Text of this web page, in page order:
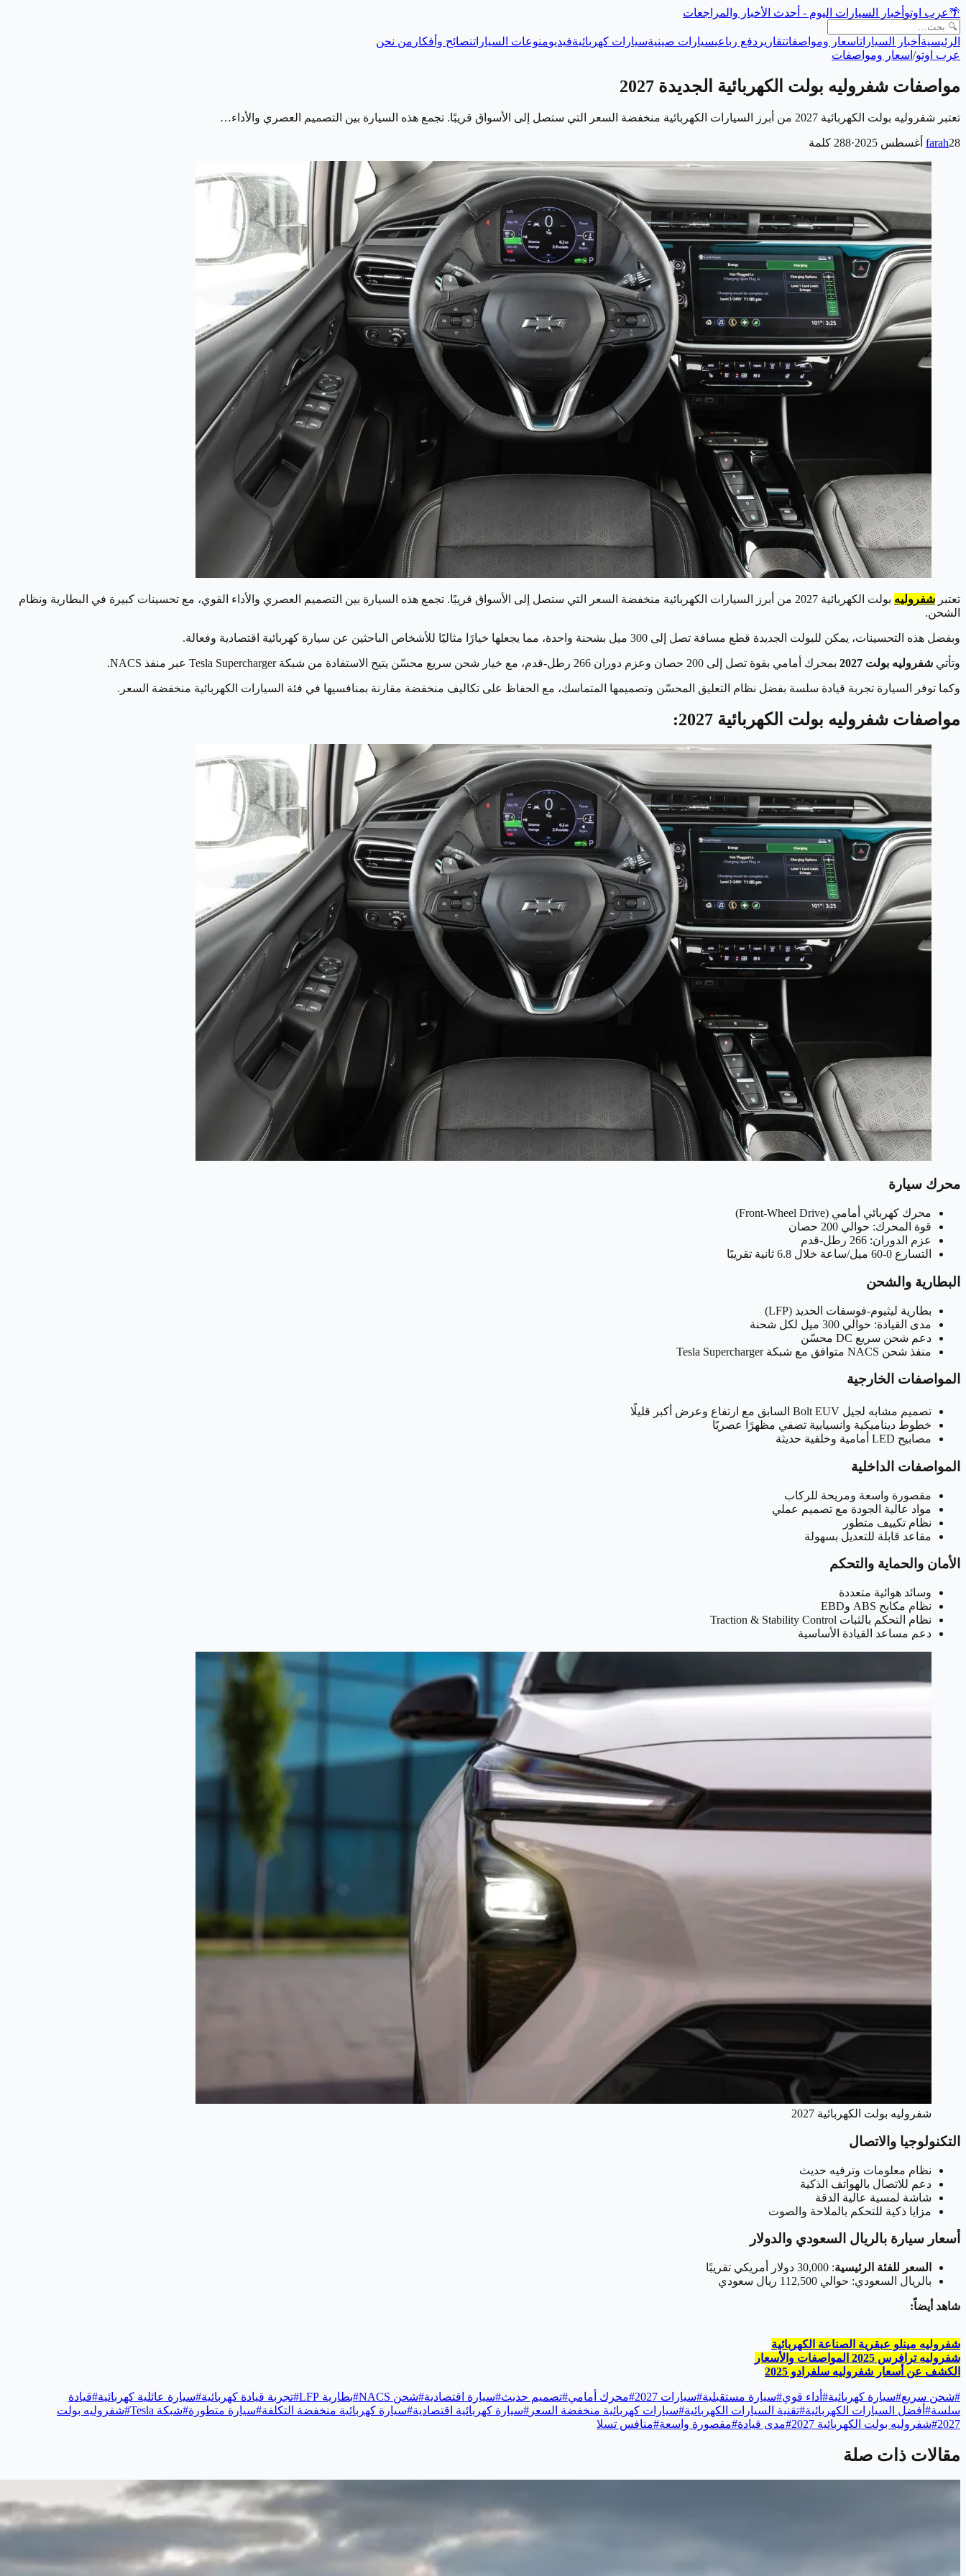
🌴عرب اوتو أخبار السيارات اليوم - أحدث الأخبار والمراجعات
الرئيسية أخبار السياراتاسعار ومواصفاتتقارير دفع رباعيسيارات صينيةسيارات كهربائيةفيديومنوعات السياراتنصائح وأفكار من نحن
عرب اوتو/ اسعار ومواصفات
مواصفات شفروليه بولت الكهربائية الجديدة 2027
تعتبر شفروليه بولت الكهربائية 2027 من أبرز السيارات الكهربائية منخفضة السعر التي ستصل إلى الأسواق قريبًا. تجمع هذه السيارة بين التصميم العصري والأداء…
farah28 أغسطس 2025 ·
288 كلمة
تعتبر شفروليه
بولت الكهربائية 2027 من أبرز السيارات الكهربائية منخفضة السعر التي ستصل إلى الأسواق قريبًا. تجمع هذه السيارة بين التصميم العصري والأداء القوي، مع تحسينات كبيرة في البطارية ونظام
الشحن.
وبفضل هذه التحسينات، يمكن للبولت الجديدة قطع مسافة تصل إلى 300 ميل بشحنة واحدة، مما يجعلها خيارًا مثاليًا للأشخاص الباحثين عن سيارة كهربائية اقتصادية وفعالة.
وتأتي شفروليه بولت 2027 بمحرك أمامي بقوة تصل إلى 200 حصان وعزم دوران 266 رطل-قدم، مع خيار شحن سريع محسّن يتيح الاستفادة من شبكة Tesla Supercharger عبر منفذ NACS.
وكما توفر السيارة تجربة قيادة سلسة بفضل نظام التعليق المحسّن وتصميمها المتماسك، مع الحفاظ على تكاليف منخفضة مقارنة بمنافسيها في فئة السيارات الكهربائية منخفضة السعر.
مواصفات شفروليه بولت الكهربائية 2027:
محرك سيارة
محرك كهربائي أمامي (Front-Wheel Drive)
قوة المحرك: حوالي 200 حصان
عزم الدوران: 266 رطل-قدم
التسارع 0-60 ميل/ساعة خلال 6.8 ثانية تقريبًا
البطارية والشحن
بطارية ليثيوم-فوسفات الحديد (LFP)
مدى القيادة: حوالي 300 ميل لكل شحنة
دعم شحن سريع DC محسّن
منفذ شحن NACS متوافق مع شبكة Tesla Supercharger
المواصفات الخارجية
تصميم مشابه لجيل Bolt EUV السابق مع ارتفاع وعرض أكبر قليلًا
خطوط ديناميكية وانسيابية تضفي مظهرًا عصريًا
مصابيح LED أمامية وخلفية حديثة
المواصفات الداخلية
مقصورة واسعة ومريحة للركاب
مواد عالية الجودة مع تصميم عملي
نظام تكييف متطور
مقاعد قابلة للتعديل بسهولة
الأمان والحماية والتحكم
وسائد هوائية متعددة
نظام مكابح ABS وEBD
نظام التحكم بالثبات Traction & Stability Control
دعم مساعد القيادة الأساسية
شفروليه بولت الكهربائية 2027
التكنولوجيا والاتصال
نظام معلومات وترفيه حديث
دعم للاتصال بالهواتف الذكية
شاشة لمسية عالية الدقة
مزايا ذكية للتحكم بالملاحة والصوت
أسعار سيارة بالريال السعودي والدولار
السعر للفئة الرئيسية: 30,000 دولار أمريكي تقريبًا
بالريال السعودي: حوالي 112,500 ريال سعودي
شاهد أيضاً:
شفروليه مينلو عبقرية الصناعة الكهربائية
شفروليه ترافرس 2025 المواصفات والأسعار
الكشف عن أسعار شفروليه سلفرادو 2025
#شحن سريع#سيارة كهربائية# أداء قوي#سيارة مستقبلية#سيارات 2027 #محرك أمامي#تصميم حديث#سيارة اقتصادية#شحن NACS #بطارية LFP #تجربة قيادة كهربائية#سيارة عائلية كهربائية#قيادة
سلسة# أفضل السيارات الكهربائية#تقنية السيارات الكهربائية#سيارات كهربائية منخفضة السعر #سيارة كهربائية اقتصادية#سيارة كهربائية منخفضة التكلفة#سيارة متطورة#شبكة Tesla #شفروليه بولت
2027
#شفروليه بولت الكهربائية 2027 #مدى قيادة#مقصورة واسعة#منافس تسلا
مقالات ذات صلة